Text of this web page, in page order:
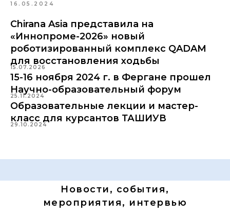
16.05.2024
Chirana Asia представила на
«Иннопроме-2026» новый
роботизированный комплекс QADAM
для восстановления ходьбы
15.07.2026
15-16 ноября 2024 г. в Фергане прошел
Научно-образовательный форум
25.11.2024
Образовательные лекции и мастер-
класс для курсантов ТАШИУВ
29.10.2024
Новости, события,
мероприятия, интервью